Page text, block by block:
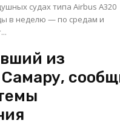
судах типа Airbus A320
в неделю — по средам и
из